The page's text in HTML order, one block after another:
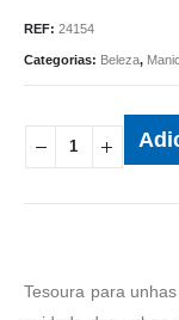
REF: 24154
Categorias: Beleza,
Tesoura para